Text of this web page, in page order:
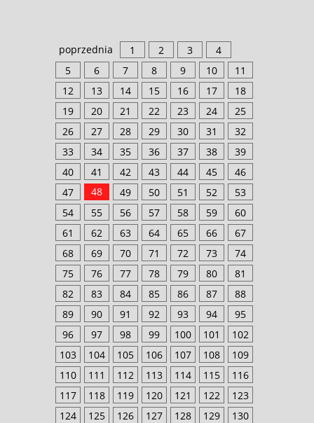
poprzednia 1 2 3
4
5
6 7 8 9 10
11
12
13 14 15 16 17
18
19
20 21 22 23 24
25
26
27 28 29 30 31
32
33
34 35 36 37 38
39
40
41 42 43 44 45
46
47
48 49 50 51 52
53
54
55 56 57 58 59
60
61
62 63 64 65 66
67
68
69 70 71 72 73
74
75
76 77 78 79 80
81
82
83 84 85 86 87
88
89
90 91 92 93 94
95
96
97 98 99 100 101
102
103
104 105 106 107 108
109
110
111 112 113 114 115
116
117
118 119 120 121 122
123
124
125 126 127 128 129
130